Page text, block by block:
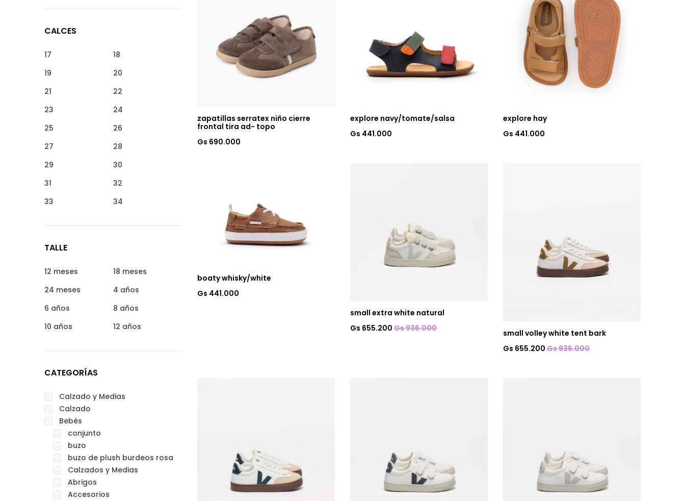
CALCES
17
18
19
20
21
22
23
24
25
26
27
28
29
30
31
32
33
34
TALLE
12 meses
18 meses
24 meses
4 años
6 años
8 años
10 años
12 años
CATEGORÍAS
Calzado y Medias
Calzado
Bebés
conjunto
buzo
buzo de plush burdeos rosa
Calzados y Medias
Abrigos
Accesorios
zapatillas serratex niño cierre
frontal tira ad- topo
Gs 690.000
explore navy/tomate/salsa
Gs 441.000
explore hay
Gs 441.000
boaty whisky/white
Gs 441.000
small extra white natural
Gs 655.200 Gs 936.000
small volley white tent bark
Gs 655.200 Gs 936.000